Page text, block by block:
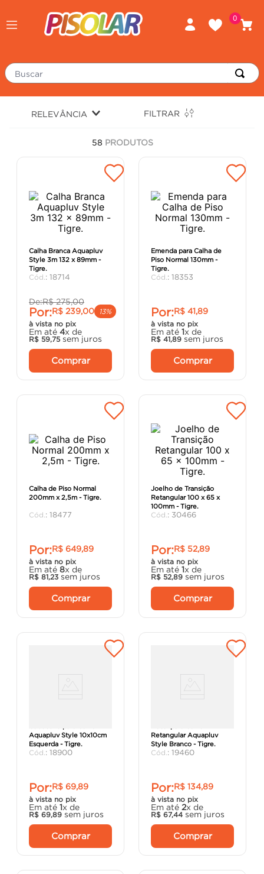
0
Buscar
RELEVÂNCIA FILTRAR
58 PRODUTOS
Calha Branca Aquapluv
Style 3m 132 x 89mm -
Tigre.
: 18714
De:R$ 275,00
Por:R$ 239,00
13%
à vista no pix
Em até 4x de
R$ 59,75 sem juros
Comprar
Emenda para Calha de
Piso Normal 130mm -
Tigre.
: 18353
Por:R$ 41,89
à vista no pix
Em até 1x de
R$ 41,89 sem juros
Comprar
Calha de Piso Normal
200mm x 2,5m - Tigre.
: 18477
Por:R$ 649,89
à vista no pix
Em até 8x de
R$ 81,23 sem juros
Comprar
Joelho de Transição
Retangular 100 x 65 x
100mm - Tigre.
: 30466
Por:R$ 52,89
à vista no pix
Em até 1x de
R$ 52,89 sem juros
Comprar
Aquapluv Style 10x10cm
Esquerda - Tigre.
: 18900
Por:R$ 69,89
à vista no pix
Em até 1x de
R$ 69,89 sem juros
Comprar
Retangular Aquapluv
Style Branco - Tigre.
: 19460
Por:R$ 134,89
à vista no pix
Em até 2x de
R$ 67,44 sem juros
Comprar
massa corrida
chuveiro
argamassa
º porta
º cadeira